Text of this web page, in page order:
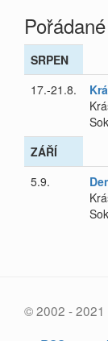
SRPEN
17.-21.8.
ZÁŘÍ
5.9.
© 2002 - 2021